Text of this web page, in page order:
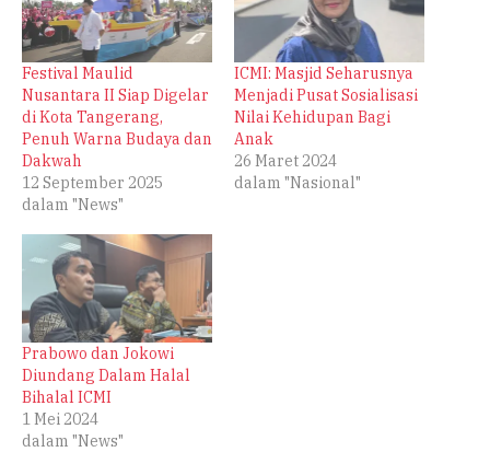
Festival Maulid
Nusantara II Siap Digelar
di Kota Tangerang,
Penuh Warna Budaya dan
Dakwah
12 September 2025
dalam "News"
ICMI: Masjid Seharusnya
Menjadi Pusat Sosialisasi
Nilai Kehidupan Bagi
Anak
26 Maret 2024
dalam "Nasional"
Prabowo dan Jokowi
Diundang Dalam Halal
Bihalal ICMI
1 Mei 2024
dalam "News"